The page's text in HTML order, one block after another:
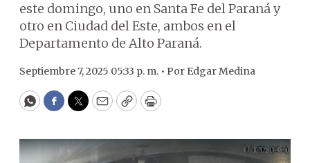
este domingo, uno en Santa Fe del Paraná y
otro en Ciudad del Este, ambos en el
Departamento de Alto Paraná.
Septiembre 7, 2025 05:33 p. m. • Por Edgar Medina
WhatsApp
Facebook
Twitter
EmailCopyPrint